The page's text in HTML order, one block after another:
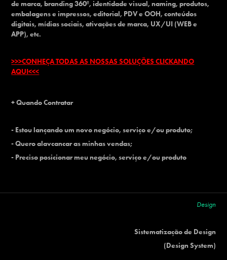
de marca, branding 360º, identidade visual, naming, produtos,
embalagens e impressos, editorial, PDV e OOH, conteúdos
digitais, mídias sociais, ativações de marca, UX/UI (WEB e
APP), etc.
>>>CONHEÇA TODAS AS NOSSAS SOLUÇÕES CLICKANDO
AQUI<<<
+ Quando Contratar
- Estou lançando um novo negócio, serviço e/ou produto;
- Quero alavcancar as minhas vendas;
- Preciso posicionar meu negócio, serviço e/ou produto
Design
Sistematização de Design
(Design System)